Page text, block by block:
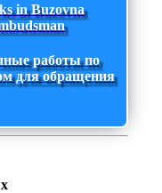
in Buzovna
работы по
для обращения